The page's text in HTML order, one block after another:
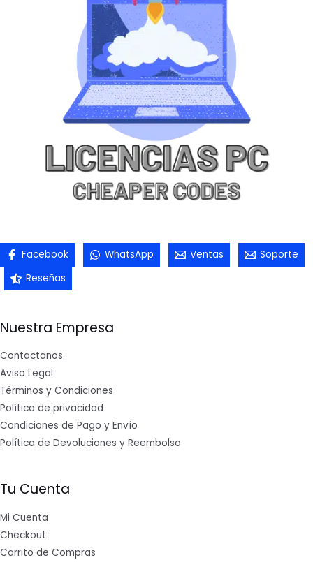
Facebook WhatsApp Ventas
Soporte
Reseñas
Nuestra Empresa
Contactanos
Aviso Legal
Términos y Condiciones
Política de privacidad
Condiciones de Pago y Envío
Política de Devoluciones y Reembolso
Tu Cuenta
Mi Cuenta
Checkout
Carrito de Compras